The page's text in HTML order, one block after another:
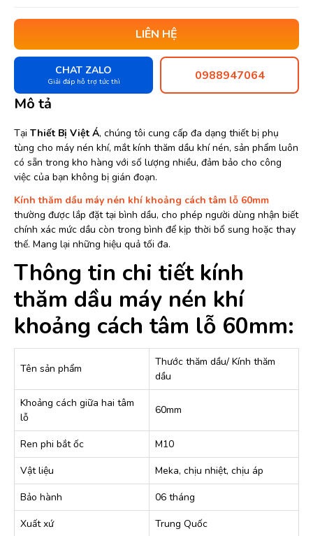
LIÊN HỆ
CHAT ZALO
Giải đáp hỗ trợ tức thì 0988947064
Mô tả
Tại Thiết Bị Việt Á, chúng tôi cung cấp đa dạng thiết bị phụ
tùng cho máy nén khí, mắt kính thăm dầu khí nén, sản phẩm luôn
có sẵn trong kho hàng với số lượng nhiều, đảm bảo cho công
việc của bạn không bị gián đoạn.
Kính thăm dầu máy nén khí khoảng cách tâm lỗ 60mm
thường được lắp đặt tại bình dầu, cho phép người dùng nhận biết
chính xác mức dầu còn trong bình để kịp thời bổ sung hoặc thay
thế. Mang lại những hiệu quả tối đa.
Thông tin chi tiết kính
thăm dầu máy nén khí
khoảng cách tâm lỗ 60mm:
Tên sản phẩm
Thước thăm dầu/ Kính thăm
dầu
Khoảng cách giữa hai tâm
lỗ
60mm
Ren phi bắt ốc
M10
Vật liệu
Meka, chịu nhiệt, chịu áp
Bảo hành
06 tháng
Xuất xứ
Trung Quốc